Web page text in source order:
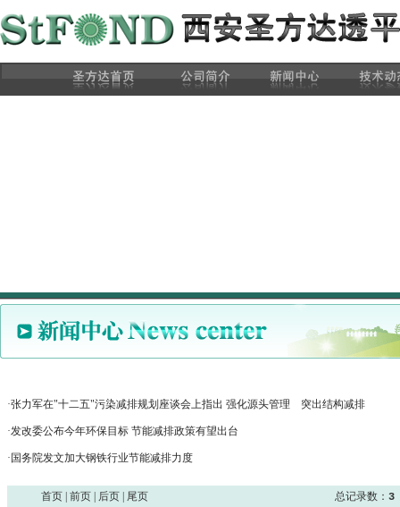
·张力军在"十二五"污染减排规划座谈会上指出 强化源头管理 突出结构减排
·发改委公布今年环保目标 节能减排政策有望出台
· 国务院发文加大钢铁行业节能减排力度
首页 | 前页 | 后页 | 尾页 总记录数： 3